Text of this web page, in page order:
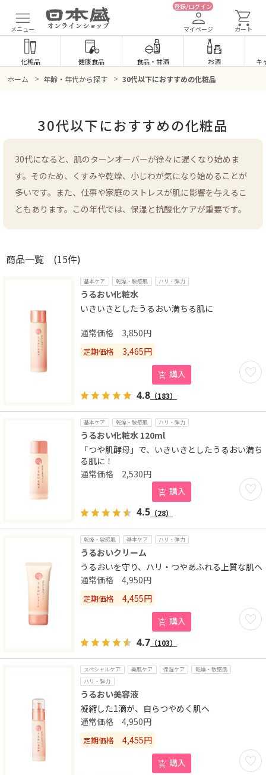
メニュー
登録/ログイン
マイページ カート
化粧品 健康食品 食品・ 甘酒 お酒 キ
ホーム > 年齢・年代から探す > 30代以下におすすめの化粧品
30代以下におすすめの化粧品
30代になると、肌のターンオーバーが徐々に遅くなり始めま
す。そのため、くすみや乾燥、小じわが気になり始めることが
多いです。また、仕事や家庭のストレスが肌に影響を与えるこ
ともあります。この年代では、保湿と抗酸化ケアが重要です。
商品一覧 (15件)
基本ケア 乾燥・敏感肌 ハリ・弾力
うるおい化粧水
いきいきとしたうるおい満ちる肌に
お気
3,850円
定期価格 3,465円
購入
4.8 （183）
基本ケア 乾燥・敏感肌 ハリ・弾力
うるおい化粧水 120ml
「つや肌酵母」で、いきいきとしたうるおい満ち
る肌に！
お気
2,530円
購入
4.5 （28）
乾燥・敏感肌 基本ケア ハリ・弾力
うるおいクリーム
うるおいを守り、ハリ・つやあふれる上質な肌へ
お気
4,950円
定期価格 4,455円
購入
4.7 （103）
スペシャルケア 美肌ケア 保湿ケア
乾燥・敏感肌
ハリ・弾力
うるおい美容液
凝縮した1滴が、自らつやめく肌へ
お気
4,950円
定期価格 4,455円
購入